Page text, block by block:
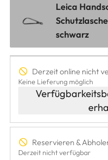
Leica
schwarz
Derzeit online nicht
Keine Lieferung möglich
Reservieren &
Derzeit nicht verfügbar